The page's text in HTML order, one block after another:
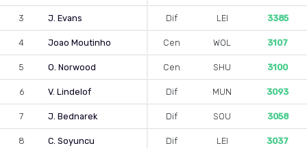
3 J. Evans Dif LEI 3385
4 Joao Moutinho Cen WOL 3107
5 O. Norwood Cen SHU 3100
6 V. Lindelof Dif MUN 3093
7 J. Bednarek Dif SOU 3058
8 C. Soyuncu Dif LEI 3037